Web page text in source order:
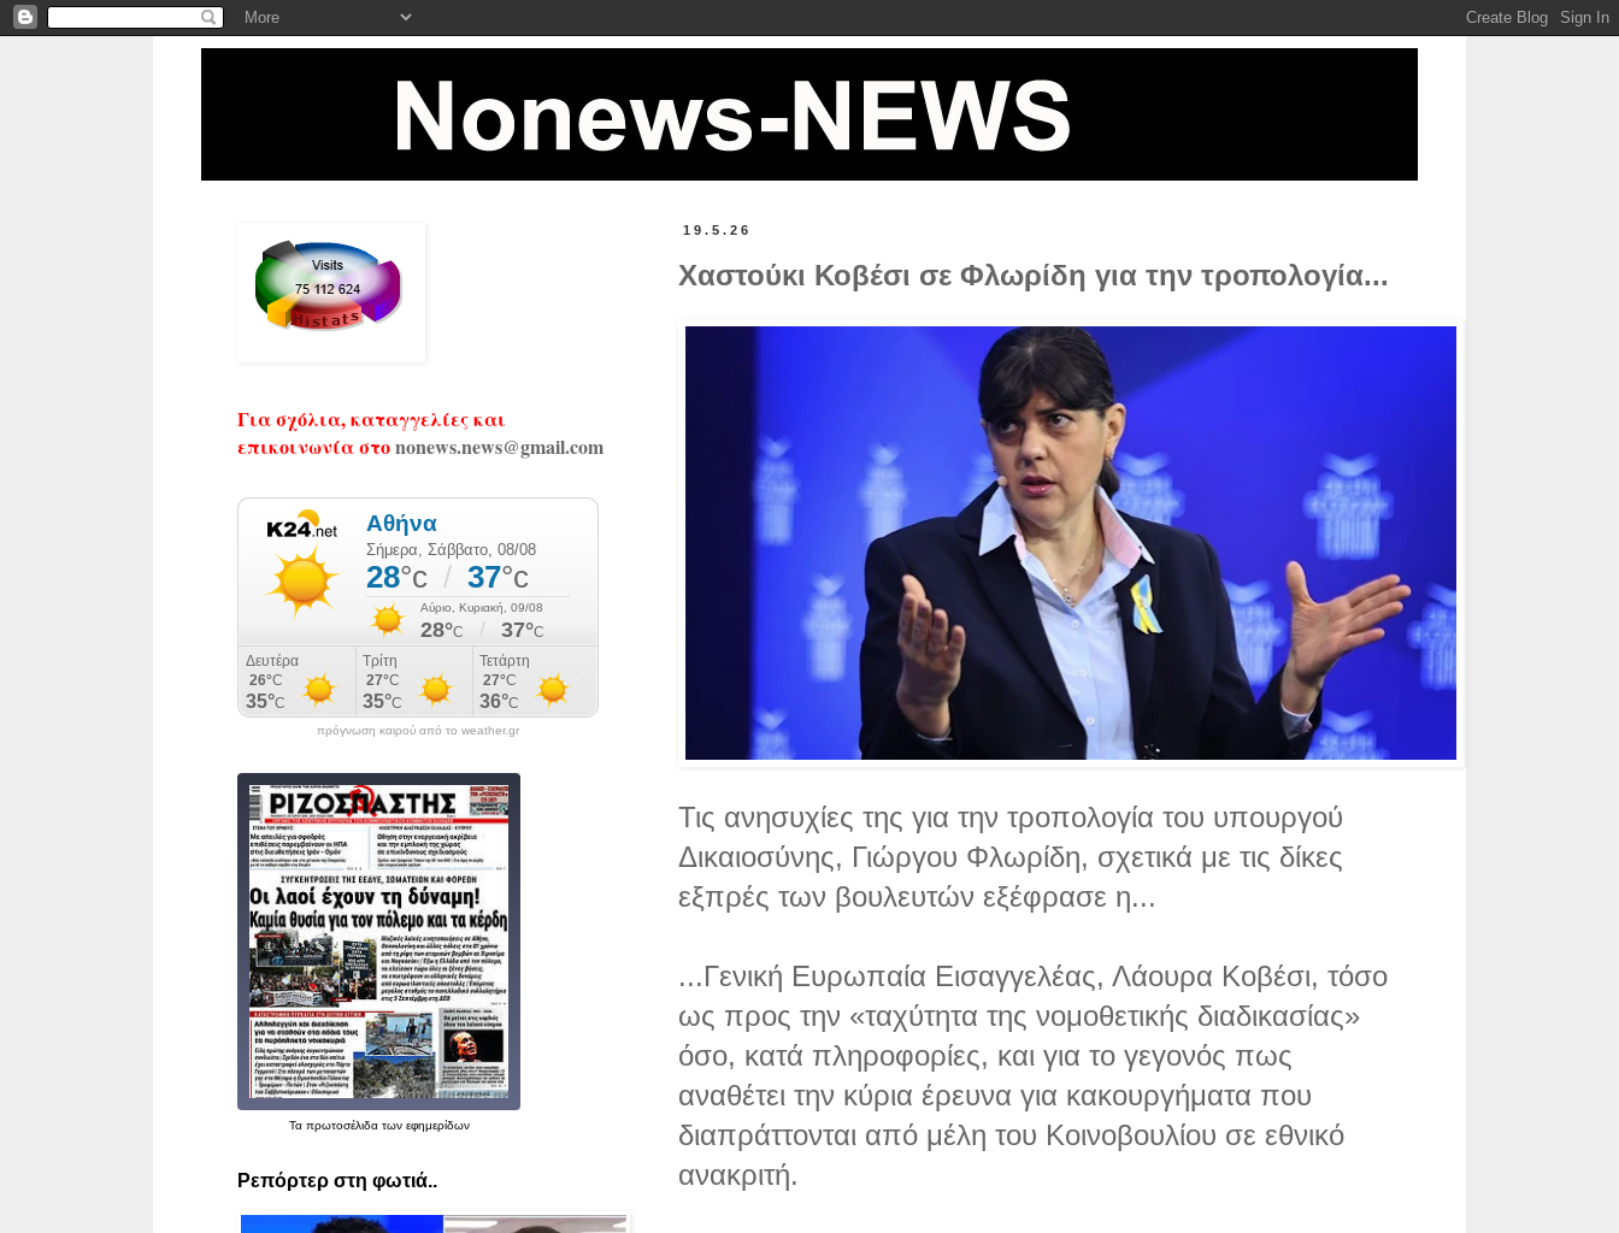
19.5.26
Χαστούκι Κοβέσι σε Φλωρίδη για την τροπολογία...
Τις ανησυχίες της για την τροπολογία του υπουργού
Δικαιοσύνης, Γιώργου Φλωρίδη, σχετικά με τις δίκες
εξπρές των βουλευτών εξέφρασε η...
...Γενική Ευρωπαία Εισαγγελέας, Λάουρα Κοβέσι, τόσο
ως προς την «ταχύτητα της νομοθετικής διαδικασίας»
όσο, κατά πληροφορίες, και για το γεγονός πως
αναθέτει την κύρια έρευνα για κακουργήματα που
διαπράττονται από μέλη του Κοινοβουλίου σε εθνικό
ανακριτή.
Για σχόλια, καταγγελίες και
επικοινωνία στοnonews.news@gmail.com
πρόγνωση καιρού από το weather.gr
Τα πρωτοσέλιδατων εφημερίδων
Ρεπόρτερ στη φωτιά..